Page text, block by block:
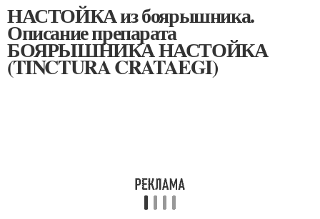
НАСТОЙКА из боярышника.
Описание препарата
БОЯРЫШНИКА НАСТОЙКА
(TINCTURA CRATAEGI)